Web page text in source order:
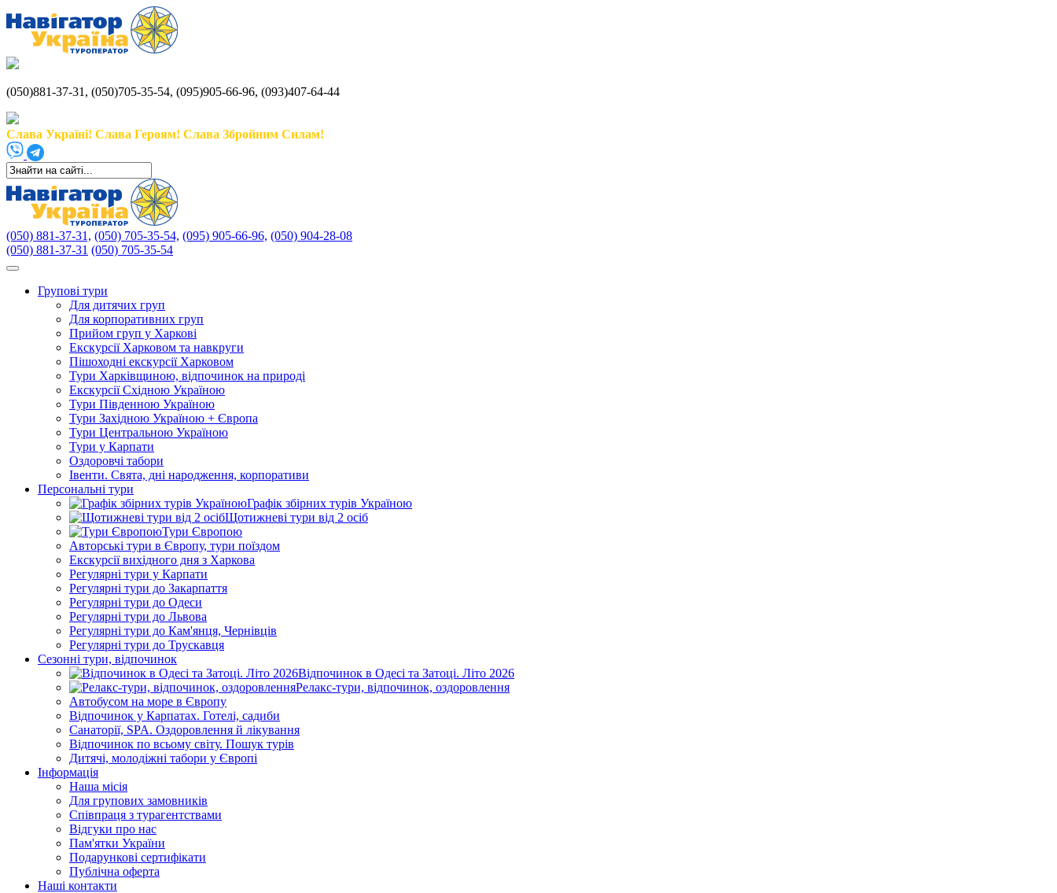
(050)881-37-31, (050)705-35-54, (095)905-66-96, (093)407-64-44
Слава Україні! Слава Героям! Слава Збройним Силам!
(050) 881-37-31, (050) 705-35-54, (095) 905-66-96, (050) 904-28-08
(050) 881-37-31 (050) 705-35-54
Групові тури
Для дитячих груп
Для корпоративних груп
Прийом груп у Харкові
Екскурсії Харковом та навкруги
Пішоходні екскурсії Харковом
Тури Харківщиною, відпочинок на природі
Екскурсії Східною Україною
Тури Південною Україною
Тури Західною Україною + Європа
Тури Центральною Україною
Тури у Карпати
Оздоровчі табори
Івенти. Свята, дні народження, корпоративи
Персональні тури
Графік збірних турів Україною
Щотижневі тури від 2 осіб
Тури Європою
Авторські тури в Європу, тури поїздом
Екскурсії вихідного дня з Харкова
Регулярні тури у Карпати
Регулярні тури до Закарпаття
Регулярні тури до Одеси
Регулярні тури до Львова
Регулярні тури до Кам'янця, Чернівців
Регулярні тури до Трускавця
Сезонні тури, відпочинок
Відпочинок в Одесі та Затоці. Літо 2026
Релакс-тури, відпочинок, оздоровлення
Автобусом на море в Європу
Відпочинок у Карпатах. Готелі, садиби
Санаторії, SPA. Оздоровлення й лікування
Відпочинок по всьому світу. Пошук турів
Дитячі, молодіжні табори у Європі
Інформація
Наша місія
Для групових замовників
Співпраця з турагентствами
Відгуки про нас
Пам'ятки України
Подарункові сертифікати
Публічна оферта
Наші контакти